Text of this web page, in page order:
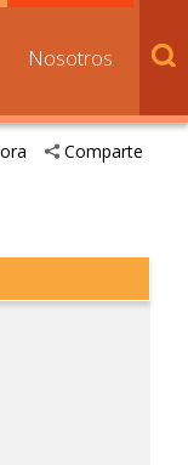
Nosotros
Comparte